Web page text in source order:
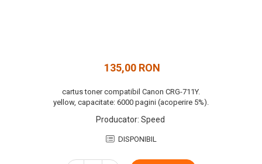
135,00 RON
cartus toner compatibil Canon CRG-711Y.
yellow, capacitate: 6000 pagini (acoperire 5%).
Producator: Speed
DISPONIBIL